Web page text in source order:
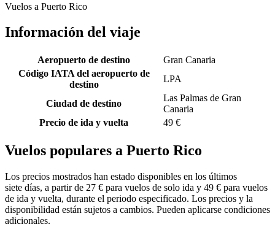
Vuelos a Puerto Rico
Información del viaje
Aeropuerto de destino
Gran Canaria
Código IATA del aeropuerto de
destino
LPA
Ciudad de destino
Las Palmas de Gran
Canaria
Precio de ida y vuelta
49 €
Vuelos populares a Puerto Rico
Los precios mostrados han estado disponibles en los últimos
siete días, a partir de 27 € para vuelos de solo ida y 49 € para vuelos
de ida y vuelta, durante el periodo especificado. Los precios y la
disponibilidad están sujetos a cambios. Pueden aplicarse condiciones
adicionales.